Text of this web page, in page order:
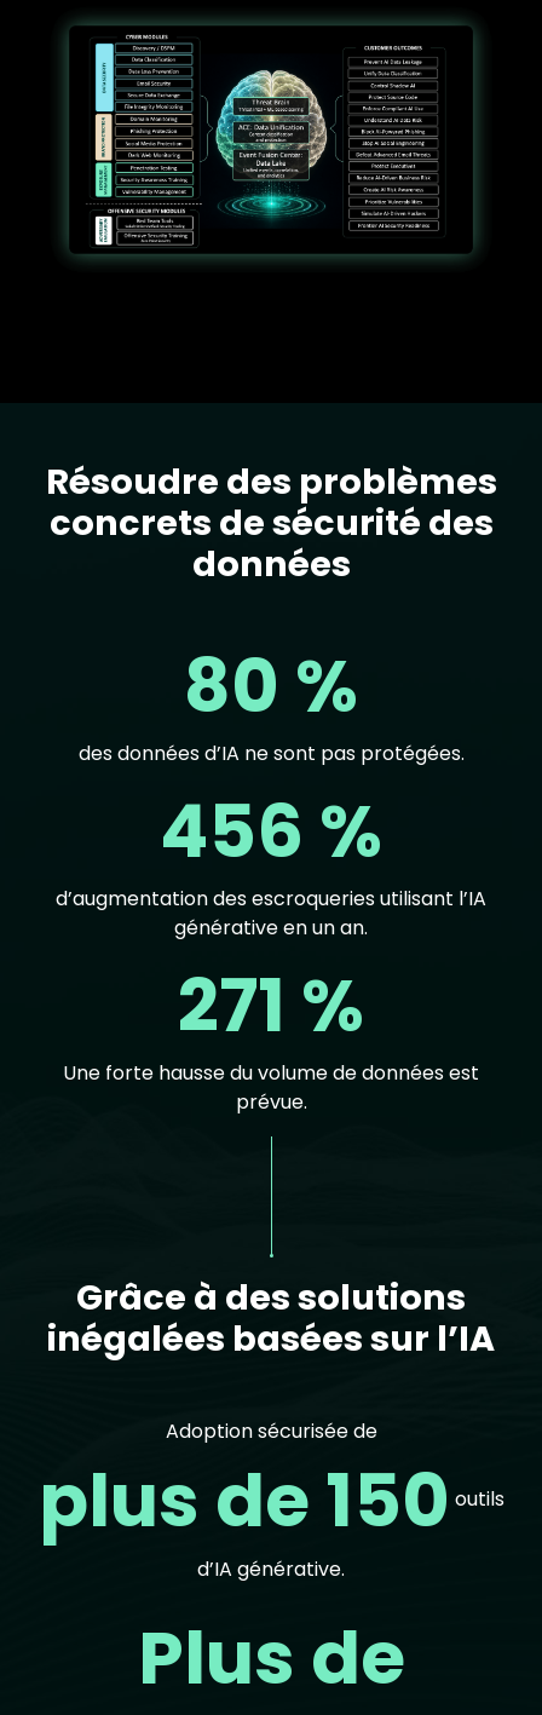
Text
Résoudre des problèmes
concrets de sécurité des
données
80 %
des données d’IA ne sont pas protégées.
456 %
d’augmentation des escroqueries utilisant l’IA
générative en un an.
271 %
Une forte hausse du volume de données est
prévue.
Grâce à des solutions
inégalées basées sur l’IA
Adoption sécurisée de
plus de 150 outils
d’IA générative.
Plus de